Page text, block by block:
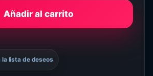
Añadir al carrito
la lista de deseos